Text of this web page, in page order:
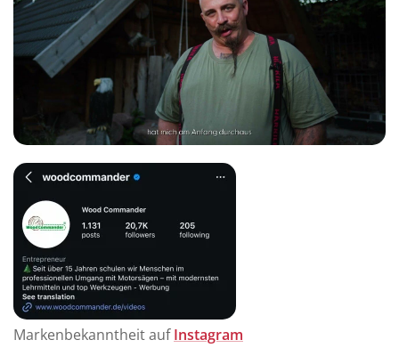
Markenbekanntheit aufInstagram